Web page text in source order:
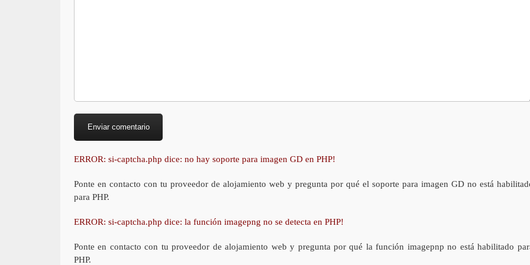
ERROR: si-captcha.php dice: no hay soporte para imagen GD en PHP!
Ponte en contacto con tu proveedor de alojamiento web y pregunta por qué el soporte para imagen GD no está
para PHP.
ERROR: si-captcha.php dice: la función imagepng no se detecta en PHP!
Ponte en contacto con tu proveedor de alojamiento web y pregunta por qué la función imagepnp no está habilitado
PHP.